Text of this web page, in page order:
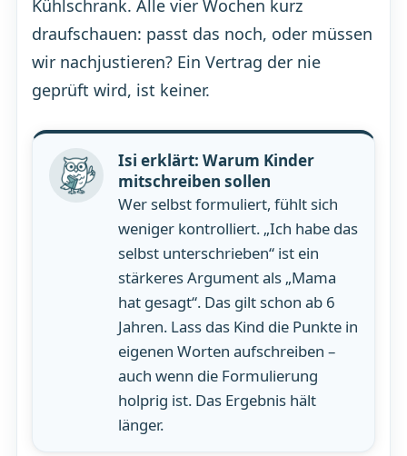
Kühlschrank. Alle vier Wochen kurz
draufschauen: passt das noch, oder müssen
wir nachjustieren? Ein Vertrag der nie
geprüft wird, ist keiner.
Isi erklärt: Warum Kinder
mitschreiben sollen
Wer selbst formuliert, fühlt sich
weniger kontrolliert. „Ich habe das
selbst unterschrieben“ ist ein
stärkeres Argument als „Mama
hat gesagt“. Das gilt schon ab 6
Jahren. Lass das Kind die Punkte in
eigenen Worten aufschreiben –
auch wenn die Formulierung
holprig ist. Das Ergebnis hält
länger.